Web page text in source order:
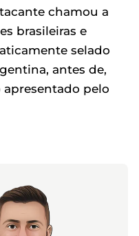
chamou a
brasileiras e
selado
antes de,
pelo